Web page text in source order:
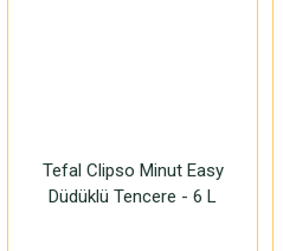
Tefal Clipso Minut Easy
Düdüklü Tencere - 6 L